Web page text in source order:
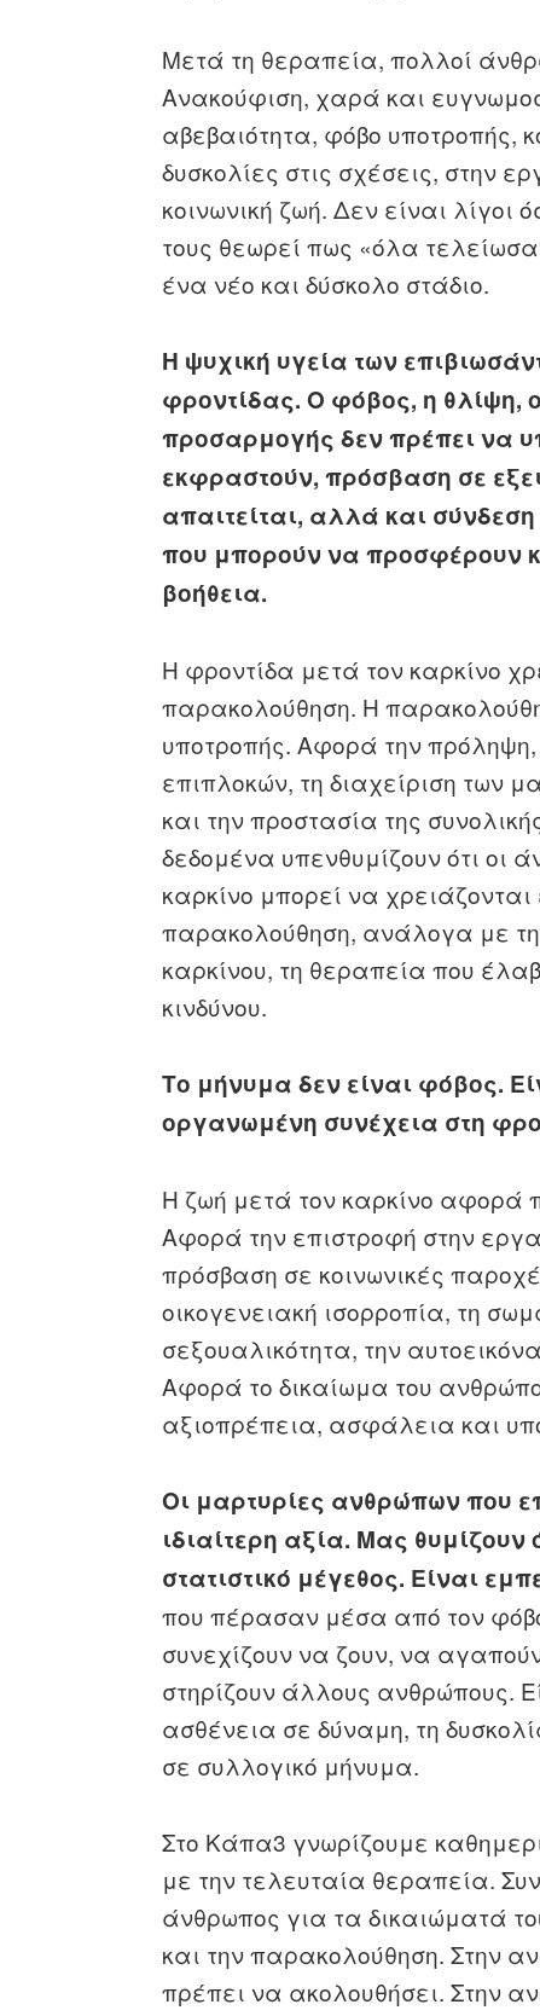
Μετά τη θεραπεία, πολλοί
Ανακούφιση, χαρά και
αβεβαιότητα, φόβο υποτροπής,
δυσκολίες στις σχέσεις, στην
κοινωνική ζωή. Δεν είναι
τους θεωρεί πως «όλα
ένα νέο και δύσκολο στάδιο.
Η ψυχική υγεία των
φροντίδας. Ο φόβος, η θλίψη,
προσαρμογής δεν πρέπει να
εκφραστούν, πρόσβαση σε
απαιτείται, αλλά και
που μπορούν να προσφέρουν
βοήθεια.
Η φροντίδα μετά τον καρκίνο
παρακολούθηση. Η
υποτροπής. Αφορά την
επιπλοκών, τη διαχείριση των
και την προστασία της
δεδομένα υπενθυμίζουν ότι οι
καρκίνο μπορεί να
παρακολούθηση, ανάλογα με την
καρκίνου, τη θεραπεία που
κινδύνου.
Το μήνυμα δεν είναι φόβος.
οργανωμένη συνέχεια στη
Η ζωή μετά τον καρκίνο αφορά
Αφορά την επιστροφή στην
πρόσβαση σε κοινωνικές
οικογενειακή ισορροπία, τη
σεξουαλικότητα, την
Αφορά το δικαίωμα του
αξιοπρέπεια, ασφάλεια και
Οι μαρτυρίες ανθρώπων που
ιδιαίτερη αξία. Μας θυμίζουν
στατιστικό μέγεθος. Είναι
που πέρασαν μέσα από τον
συνεχίζουν να ζουν, να
στηρίζουν άλλους ανθρώπους.
ασθένεια σε δύναμη, τη
σε συλλογικό μήνυμα.
Στο Κάπα3 γνωρίζουμε
με την τελευταία θεραπεία.
άνθρωπος για τα δικαιώματά
και την παρακολούθηση. Στην
πρέπει να ακολουθήσει. Στην